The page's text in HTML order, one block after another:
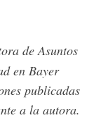
de Asuntos
en Bayer
publicadas
a la autora.